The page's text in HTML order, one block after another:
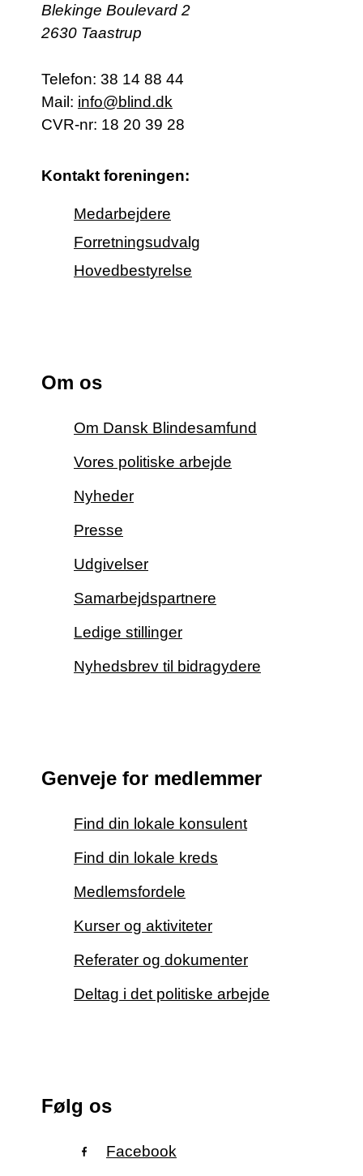
Blekinge Boulevard 2
2630 Taastrup
Telefon: 38 14 88 44
Mail: info@blind.dk
CVR-nr: 18 20 39 28
Kontakt foreningen:
Medarbejdere
Forretningsudvalg
Hovedbestyrelse
Om os
Om Dansk Blindesamfund
Vores politiske arbejde
Nyheder
Presse
Udgivelser
Samarbejdspartnere
Ledige stillinger
Nyhedsbrev til bidragydere
Genveje for medlemmer
Find din lokale konsulent
Find din lokale kreds
Medlemsfordele
Kurser og aktiviteter
Referater og dokumenter
Deltag i det politiske arbejde
Følg os
Facebook